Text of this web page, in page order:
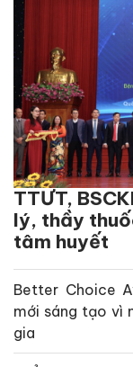
TTƯT,
lý, thầy
tâm huyết
Better Choice
mới sáng tạo vì
gia